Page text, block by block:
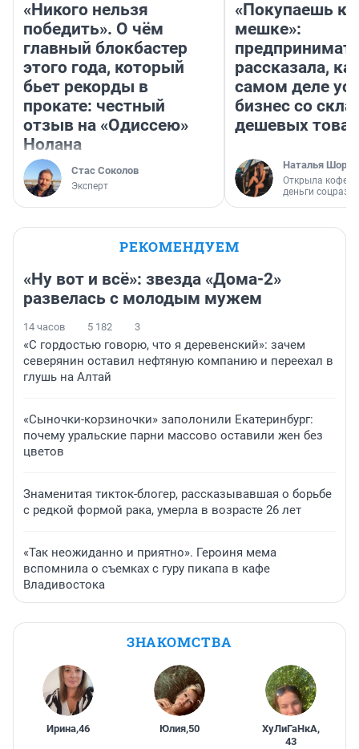
«Никого нельзя
победить». О чём
главный блокбастер
этого года, который
бьет рекорды в
прокате: честный
отзыв на «Одиссею»
Нолана
Стас Соколов
Эксперт
«Покупаешь
мешке»:
рассказала,
самом деле
бизнес со
дешевых
Наталья
Открыла
деньги
РЕКОМЕНДУЕМ
«Ну вот и всё»: звезда «Дома-2»
развелась с молодым мужем
14 часов 5 182 3
«С гордостью говорю, что я деревенский»: зачем
северянин оставил нефтяную компанию и переехал в
глушь на Алтай
«Сыночки-корзиночки» заполонили Екатеринбург:
почему уральские парни массово оставили жен без
цветов
Знаменитая тикток-блогер, рассказывавшая о борьбе
с редкой формой рака, умерла в возрасте 26 лет
«Так неожиданно и приятно». Героиня мема
вспомнила о съемках с гуру пикапа в кафе
Владивостока
ЗНАКОМСТВА
Ирина,46 Юлия,50 ХуЛиГаНкА,
43